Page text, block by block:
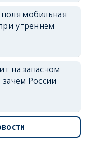
мобильная
утреннем
на запасном
России